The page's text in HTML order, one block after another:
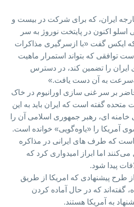
ایران، که برای شرکت در بیست و
اکنون در پایتخت نوروژ به سر
ایکس گفت «با ازسرگیری مذاکرات
توافقی که بتواند استمرار ماهیت
ایران را تضمین کند، در دسترس
به آن دست یافت.»
بر سر غنی سازی اورانیوم در خاک
متحده گفته است که ایران باید به این
خامنه ای، رهبر جمهوری اسلامی آن را
آمریکا را «یاوه‌گویی» خوانده است.
است که طرف های ایرانی در مذاکره
اما ابراز امیدواری کرد که
پیدا شود.
از طرح پیشنهادی که امریکا از طریق
گفته‌اند که در حال آماده کردن
به آمریکا هستند.